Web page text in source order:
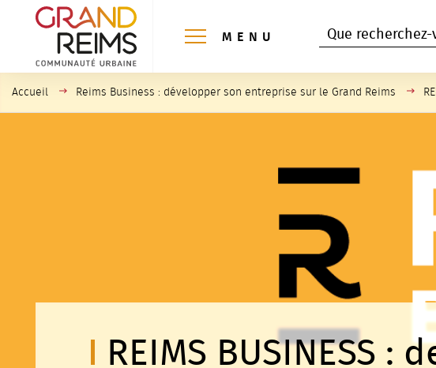
MENU RECHERCHER
Rechercher
Accueil Reims Business : développer son entreprise sur le Grand Reims
REIMS BUSINESS :
Panneau de gestion des cookies